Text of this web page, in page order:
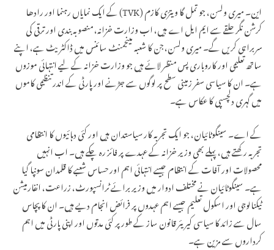
این۔ میری ولسن، جو تمل گا ویترّی کازم (TVK) کے ایک نمایاں رہنما اور رادھا
کرشن نگر حلقے سے ایم ایل اے ہیں، اب وزارت خزانہ، منصوبہ بندی اور ترقی کی
سربراہی کریں گے۔ میری ولسن، جن کا شعبہ مینجمنٹ سائنس میں ڈاکٹریٹ ہے، اپنے
ساتھ تعلیمی اور کاروباری پس منظر لائے ہیں جو وزارت خزانہ کے لیے انتہائی موزوں
ہے۔ ان کا سیاسی سفر زمینی سطح پر لوگوں سے جڑنے اور پارٹی کے اندر تنظیمی کاموں
میں گہری دلچسپی کا عکاس ہے۔
کے اے۔ سینگوٹائیان، جو ایک تجربہ کار سیاستدان ہیں اور کئی دہائیوں کا انتظامی
تجربہ رکھتے ہیں، پہلے بھی وزیر خزانہ کے عہدے پر فائز رہ چکے ہیں۔ اب انہیں
محصولات اور آفات کے انتظام جیسے انتہائی اہم اور حساس شعبے کا قلمدان سونپا گیا
ہے۔ سینگوٹائیان نے مختلف ادوار میں وزیر برائے ٹرانسپورٹ، زراعت، انفارمیشن
ٹیکنالوجی اور اسکول تعلیم جیسے اہم عہدوں پر فرائض انجام دیے ہیں۔ ان کا پچاس
سال سے زائد کا سیاسی کیریئر قانون ساز کے طور پر کئی مدتوں اور اپنی پارٹی میں اہم
کرداروں سے مزین ہے۔